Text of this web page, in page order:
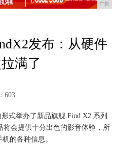
广告
发布：从硬件
满了
603
式举办了新品旗舰 Find X2 系列
将会提供十分出色的影音体验，所
的各种信息。